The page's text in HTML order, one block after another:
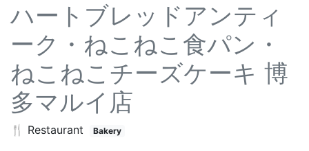
ハートブレッドアンティ
ーク・ねこねこ食パン・
ねこねこチーズケーキ 博
多マルイ店
🍴 Restaurant Bakery